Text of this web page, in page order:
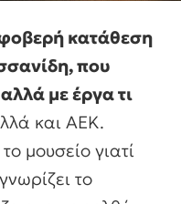
φοβερή κατάθεση
που
με έργα τι
και ΑΕΚ.
μουσείο γιατί
το